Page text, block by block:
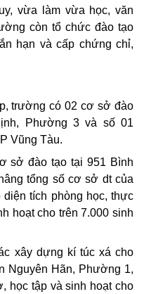
vừa làm vừa học, văn
còn tổ chức đào tạo
hạn và cấp chứng chỉ,
trường có 02 cơ sở đào
Phường 3 và số 01
Vũng Tàu.
sở đào tạo tại 951 Bình
tổng số cơ sở dt của
tích phòng học, thực
hoạt cho trên 7.000 sinh
xây dựng kí túc xá cho
Nguyên Hãn, Phường 1,
học tập và sinh hoạt cho